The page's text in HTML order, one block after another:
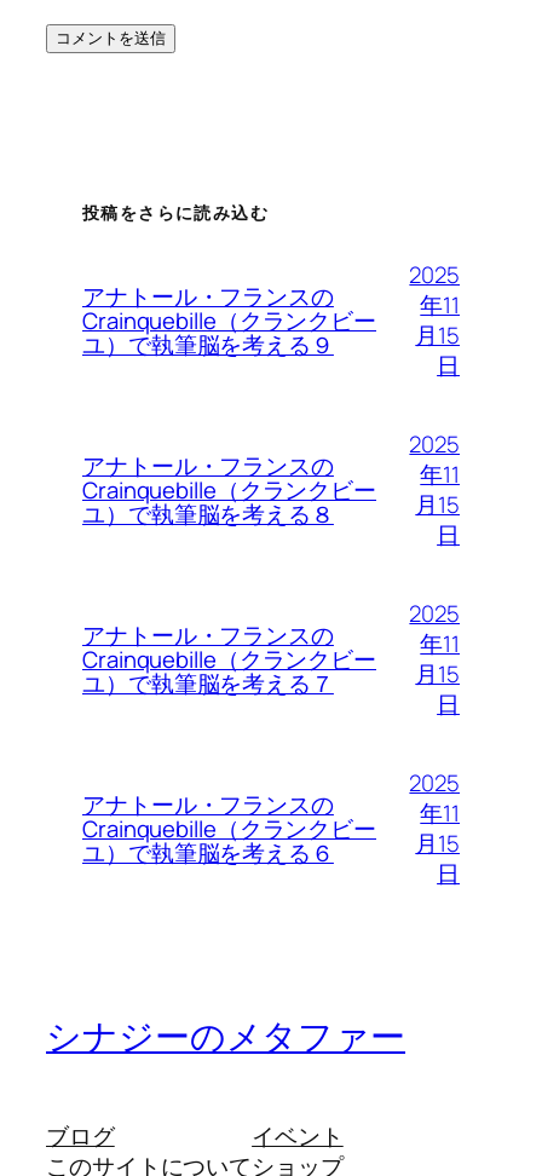
投稿をさらに読み込む
アナトール・フランスの
Crainquebille（クランクビー
ユ）で執筆脳を考える９
2025
年11
月15
日
アナトール・フランスの
Crainquebille（クランクビー
ユ）で執筆脳を考える８
2025
年11
月15
日
アナトール・フランスの
Crainquebille（クランクビー
ユ）で執筆脳を考える７
2025
年11
月15
日
アナトール・フランスの
Crainquebille（クランクビー
ユ）で執筆脳を考える６
2025
年11
月15
日
シナジーのメタファー
ブログ
このサイトについて
イベント
ショップ